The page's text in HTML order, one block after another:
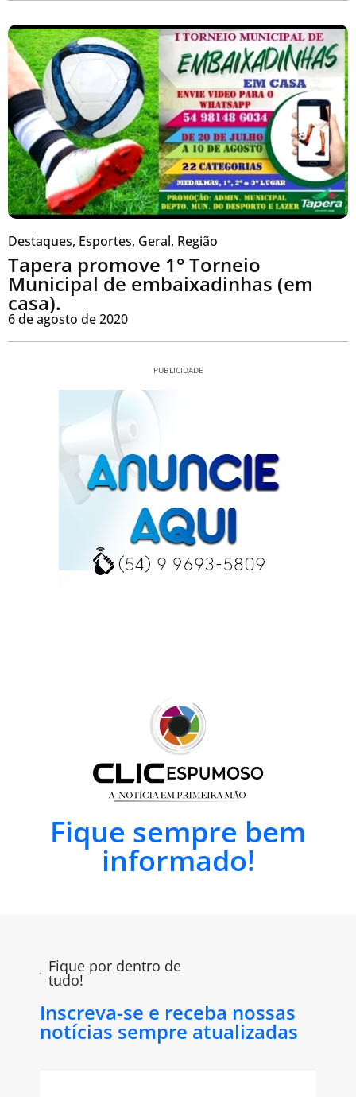
Destaques, Esportes, Geral, Região
Tapera promove 1° Torneio
Municipal de embaixadinhas (em
casa).
6 de agosto de 2020
PUBLICIDADE
Fique sempre bem
informado!
Fique por dentro de
tudo!
Inscreva-se e receba nossas
notícias sempre atualizadas